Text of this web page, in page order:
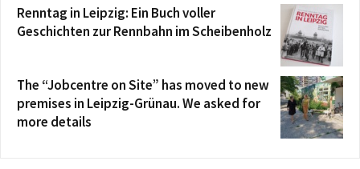
Renntag in Leipzig: Ein Buch voller
Geschichten zur Rennbahn im Scheibenholz
The “Jobcentre on Site” has moved to new
premises in Leipzig-Grünau. We asked for
more details